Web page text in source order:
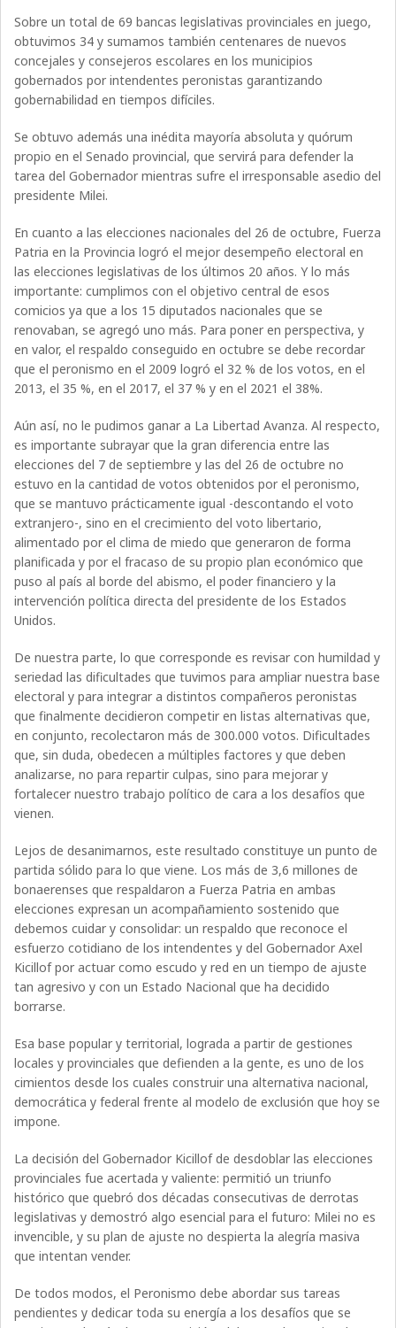
Sobre un total de 69 bancas legislativas provinciales en juego,
obtuvimos 34 y sumamos también centenares de nuevos
concejales y consejeros escolares en los municipios
gobernados por intendentes peronistas garantizando
gobernabilidad en tiempos difíciles.
Se obtuvo además una inédita mayoría absoluta y quórum
propio en el Senado provincial, que servirá para defender la
tarea del Gobernador mientras sufre el irresponsable asedio del
presidente Milei.
En cuanto a las elecciones nacionales del 26 de octubre, Fuerza
Patria en la Provincia logró el mejor desempeño electoral en
las elecciones legislativas de los últimos 20 años. Y lo más
importante: cumplimos con el objetivo central de esos
comicios ya que a los 15 diputados nacionales que se
renovaban, se agregó uno más. Para poner en perspectiva, y
en valor, el respaldo conseguido en octubre se debe recordar
que el peronismo en el 2009 logró el 32 % de los votos, en el
2013, el 35 %, en el 2017, el 37 % y en el 2021 el 38%.
Aún así, no le pudimos ganar a La Libertad Avanza. Al respecto,
es importante subrayar que la gran diferencia entre las
elecciones del 7 de septiembre y las del 26 de octubre no
estuvo en la cantidad de votos obtenidos por el peronismo,
que se mantuvo prácticamente igual -descontando el voto
extranjero-, sino en el crecimiento del voto libertario,
alimentado por el clima de miedo que generaron de forma
planificada y por el fracaso de su propio plan económico que
puso al país al borde del abismo, el poder financiero y la
intervención política directa del presidente de los Estados
Unidos.
De nuestra parte, lo que corresponde es revisar con humildad y
seriedad las dificultades que tuvimos para ampliar nuestra base
electoral y para integrar a distintos compañeros peronistas
que finalmente decidieron competir en listas alternativas que,
en conjunto, recolectaron más de 300.000 votos. Dificultades
que, sin duda, obedecen a múltiples factores y que deben
analizarse, no para repartir culpas, sino para mejorar y
fortalecer nuestro trabajo político de cara a los desafíos que
vienen.
Lejos de desanimarnos, este resultado constituye un punto de
partida sólido para lo que viene. Los más de 3,6 millones de
bonaerenses que respaldaron a Fuerza Patria en ambas
elecciones expresan un acompañamiento sostenido que
debemos cuidar y consolidar: un respaldo que reconoce el
esfuerzo cotidiano de los intendentes y del Gobernador Axel
Kicillof por actuar como escudo y red en un tiempo de ajuste
tan agresivo y con un Estado Nacional que ha decidido
borrarse.
Esa base popular y territorial, lograda a partir de gestiones
locales y provinciales que defienden a la gente, es uno de los
cimientos desde los cuales construir una alternativa nacional,
democrática y federal frente al modelo de exclusión que hoy se
impone.
La decisión del Gobernador Kicillof de desdoblar las elecciones
provinciales fue acertada y valiente: permitió un triunfo
histórico que quebró dos décadas consecutivas de derrotas
legislativas y demostró algo esencial para el futuro: Milei no es
invencible, y su plan de ajuste no despierta la alegría masiva
que intentan vender.
De todos modos, el Peronismo debe abordar sus tareas
pendientes y dedicar toda su energía a los desafíos que se